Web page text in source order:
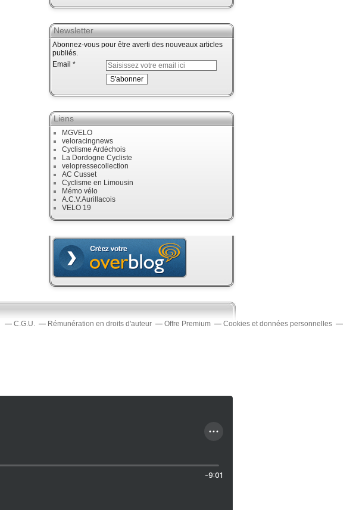
Newsletter
Abonnez-vous pour être averti des nouveaux articles
publiés.
Email
Liens
MGVELO
veloracingnews
Cyclisme Ardéchois
La Dordogne Cycliste
velopressecollection
AC Cusset
Cyclisme en Limousin
Mémo vélo
A.C.V.Aurillacois
VELO 19
C.G.U. Rémunération en droits d'auteur Offre Premium
Cookies et données personnelles
-9:01